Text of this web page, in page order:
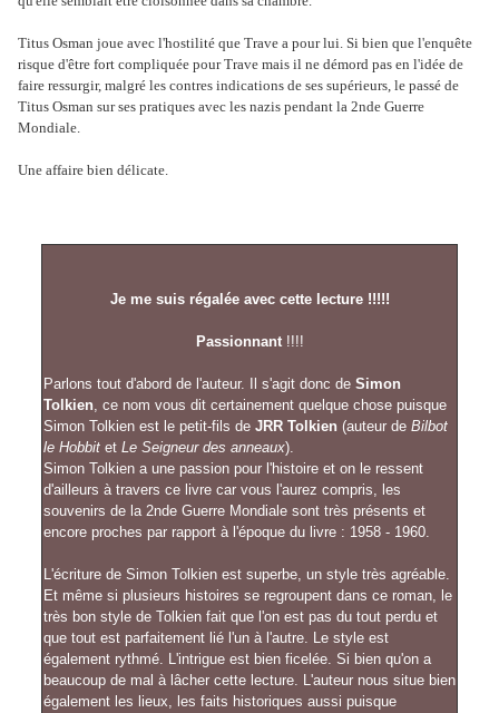
Titus Osman joue avec l'hostilité que Trave a pour lui. Si bien que l'enquête
risque d'être fort compliquée pour Trave mais il ne démord pas en l'idée de
faire ressurgir, malgré les contres indications de ses supérieurs, le passé de
Titus Osman sur ses pratiques avec les nazis pendant la 2nde Guerre
Mondiale.
Une affaire bien délicate.
Je me suis régalée avec cette lecture !!!!!
Passionnant!!!!
Parlons tout d'abord de l'auteur. Il s'agit donc de Simon
Tolkien, ce nom vous dit certainement quelque chose puisque
Simon Tolkien est le petit-fils de JRR Tolkien (auteur de Bilbot
le Hobbit et Le Seigneur des anneaux).
Simon Tolkien a une passion pour l'histoire et on le ressent
d'ailleurs à travers ce livre car vous l'aurez compris, les
souvenirs de la 2nde Guerre Mondiale sont très présents et
encore proches par rapport à l'époque du livre : 1958 - 1960.
L'écriture de Simon Tolkien est superbe, un style très agréable.
Et même si plusieurs histoires se regroupent dans ce roman, le
très bon style de Tolkien fait que l'on est pas du tout perdu et
que tout est parfaitement lié l'un à l'autre. Le style est
également rythmé. L'intrigue est bien ficelée. Si bien qu'on a
beaucoup de mal à lâcher cette lecture. L'auteur nous situe bien
également les lieux, les faits historiques aussi puisque